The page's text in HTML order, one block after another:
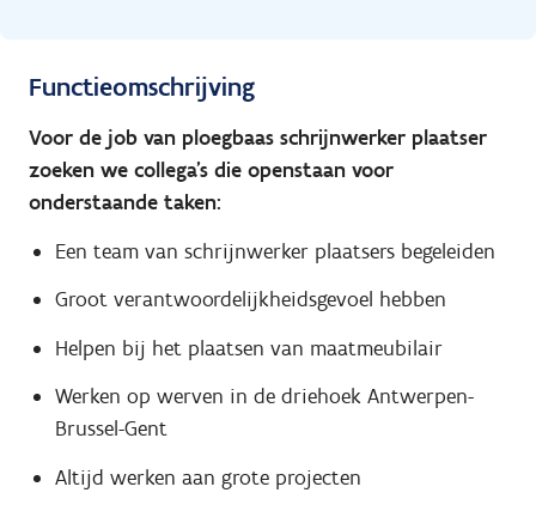
Functieomschrijving
Voor de job van ploegbaas schrijnwerker plaatser
zoeken we collega's die openstaan voor
onderstaande taken:
Een team van schrijnwerker plaatsers begeleiden
Groot verantwoordelijkheidsgevoel hebben
Helpen bij het plaatsen van maatmeubilair
Werken op werven in de driehoek Antwerpen-
Brussel-Gent
Altijd werken aan grote projecten